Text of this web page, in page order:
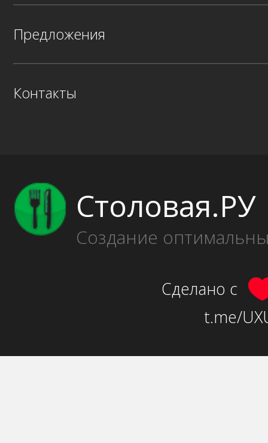
Предложения
Контакты
Столовая.РУ
Создание
Сделано с
t.me/